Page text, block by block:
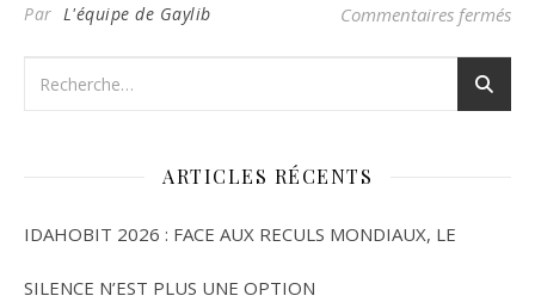
Par L'équipe de Gaylib Commentaires fermés
ARTICLES RÉCENTS
IDAHOBIT 2026 : FACE AUX RECULS MONDIAUX, LE
SILENCE N’EST PLUS UNE OPTION